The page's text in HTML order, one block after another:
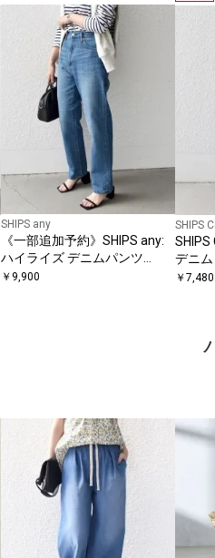
SHIPS any
《一部追加予約》SHIPS any:
ハイライズ デニムパンツ
［SHIPS any DENIM］
￥ 9,900
SHIPS
SHIPS
デニ
￥ 7,480